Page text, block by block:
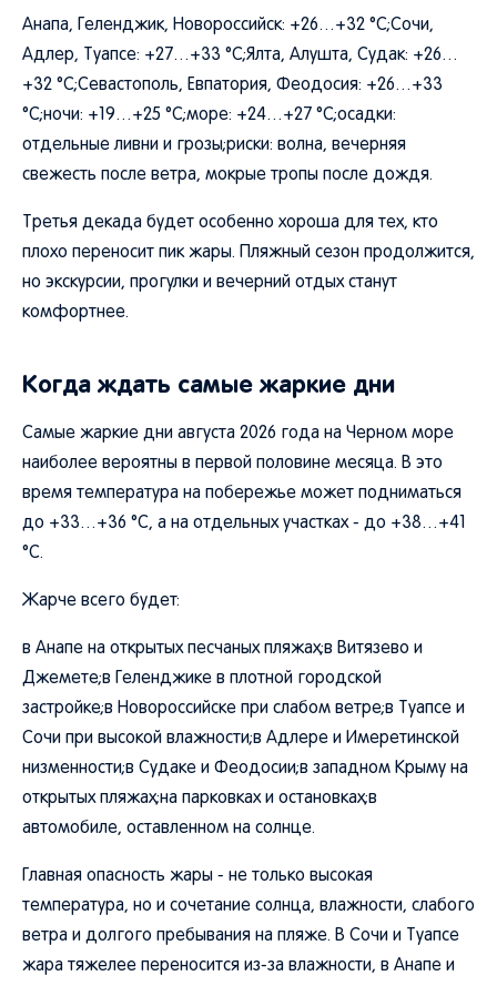
Анапа, Геленджик, Новороссийск: +26…+32 °C;Сочи,
Адлер, Туапсе: +27…+33 °C;Ялта, Алушта, Судак: +26…
+32 °C;Севастополь, Евпатория, Феодосия: +26…+33
°C;ночи: +19…+25 °C;море: +24…+27 °C;осадки:
отдельные ливни и грозы;риски: волна, вечерняя
свежесть после ветра, мокрые тропы после дождя.
Третья декада будет особенно хороша для тех, кто
плохо переносит пик жары. Пляжный сезон продолжится,
но экскурсии, прогулки и вечерний отдых станут
комфортнее.
Когда ждать самые жаркие дни
Самые жаркие дни августа 2026 года на Черном море
наиболее вероятны в первой половине месяца. В это
время температура на побережье может подниматься
до +33…+36 °C, а на отдельных участках - до +38…+41
°C.
Жарче всего будет:
в Анапе на открытых песчаных пляжах;в Витязево и
Джемете;в Геленджике в плотной городской
застройке;в Новороссийске при слабом ветре;в Туапсе и
Сочи при высокой влажности;в Адлере и Имеретинской
низменности;в Судаке и Феодосии;в западном Крыму на
открытых пляжах;на парковках и остановках;в
автомобиле, оставленном на солнце.
Главная опасность жары - не только высокая
температура, но и сочетание солнца, влажности, слабого
ветра и долгого пребывания на пляже. В Сочи и Туапсе
жара тяжелее переносится из-за влажности, в Анапе и